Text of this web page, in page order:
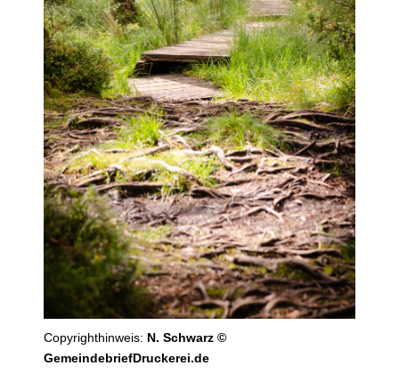
Copyrighthinweis: N. Schwarz ©
GemeindebriefDruckerei.de